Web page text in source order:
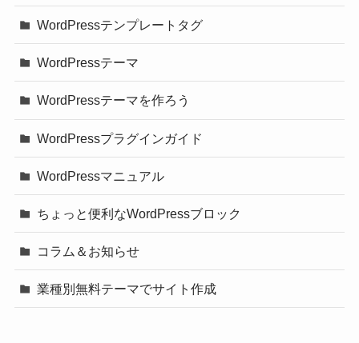
WordPressテンプレートタグ
WordPressテーマ
WordPressテーマを作ろう
WordPressプラグインガイド
WordPressマニュアル
ちょっと便利なWordPressブロック
コラム＆お知らせ
業種別無料テーマでサイト作成